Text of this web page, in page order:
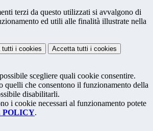
terzi da questo utilizzati si avvalgono di
ed utili alle finalità illustrate nella
tutti i cookies Accetta tutti i cookies
scegliere quali cookie consentire.
quelli che consentono il funzionamento della
disabilitarli.
i cookie necessari al funzionamento potete
POLICY.